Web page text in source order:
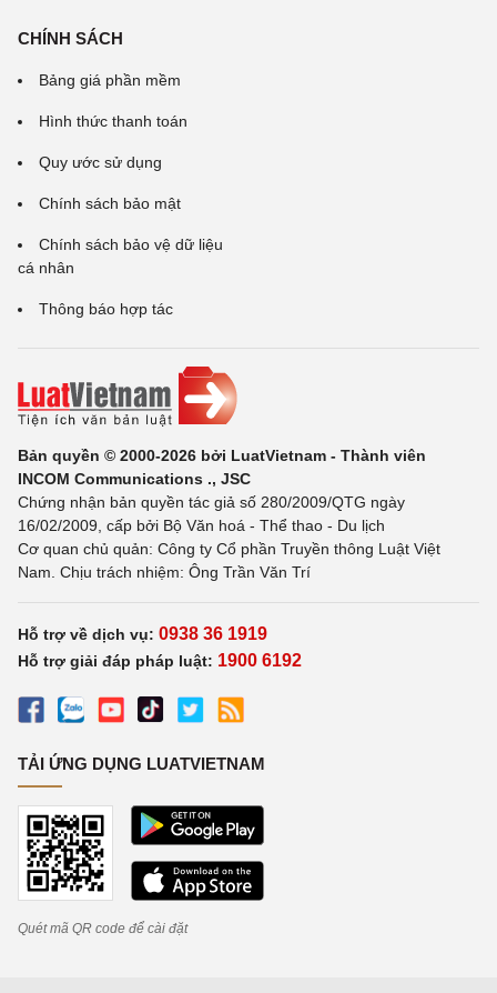
CHÍNH SÁCH
Bảng giá phần mềm
Hình thức thanh toán
Quy ước sử dụng
Chính sách bảo mật
Chính sách bảo vệ dữ liệu
cá nhân
Thông báo hợp tác
Bản quyền © 2000-2026 bởi LuatVietnam - Thành viên
INCOM Communications ., JSC
Chứng nhận bản quyền tác giả số 280/2009/QTG ngày
16/02/2009, cấp bởi Bộ Văn hoá - Thể thao - Du lịch
Cơ quan chủ quản: Công ty Cổ phần Truyền thông Luật Việt
Nam. Chịu trách nhiệm: Ông Trần Văn Trí
Hỗ trợ về dịch vụ: 0938 36 1919
Hỗ trợ giải đáp pháp luật: 1900 6192
TẢI ỨNG DỤNG LUATVIETNAM
Quét mã QR code để cài đặt